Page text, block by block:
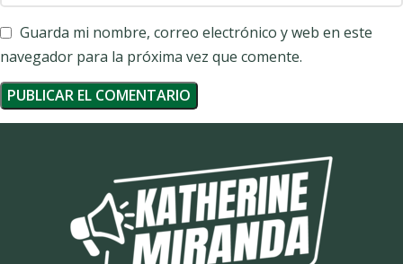
Guarda mi nombre, correo electrónico y web en este
navegador para la próxima vez que comente.